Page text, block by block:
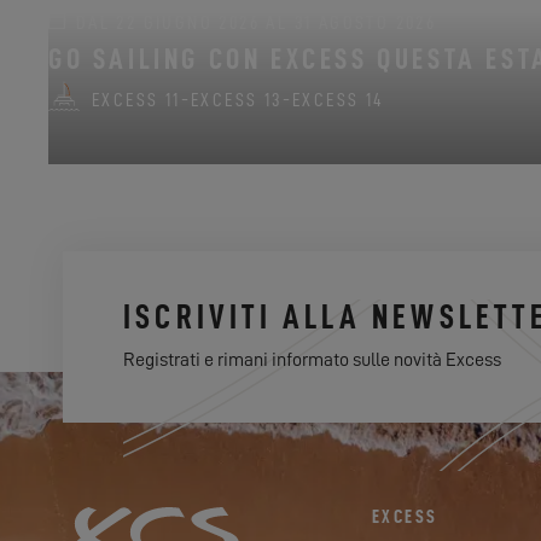
EXCESS 11 - EXCESS 13 - EXCESS 14
ISCRIVITI ALLA
Registrati e rimani informato sulle novità Excess
EXCESS